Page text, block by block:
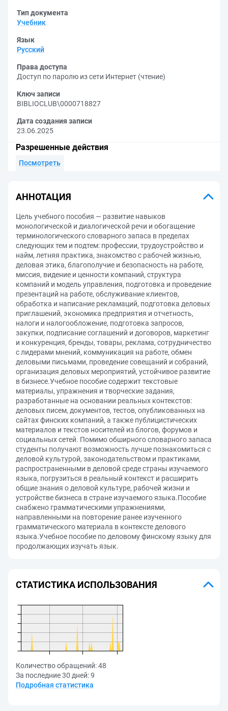
Тип документа
Учебник
Язык
Русский
Права доступа
Доступ по паролю из сети Интернет (чтение)
Ключ записи
BIBLIOCLUB\0000718827
Дата создания записи
23.06.2025
Разрешенные действия
Посмотреть
АННОТАЦИЯ
Цель учебного пособия — развитие навыков
монологической и диалогической речи и обогащение
терминологического словарного запаса в пределах
следующих тем и подтем: профессии, трудоустройство и
найм, летняя практика, знакомство с рабочей жизнью,
деловая этика, благополучие и безопасность на работе,
миссия, видение и ценности компаний, структура
компаний и модель управления, подготовка и проведение
презентаций на работе, обслуживание клиентов,
обработка и написание рекламаций, подготовка деловых
приглашений, экономика предприятия и отчетность,
налоги и налогообложение, подготовка запросов,
закупки, подписание соглашений и договоров, маркетинг
и конкуренция, бренды, товары, реклама, сотрудничество
с лидерами мнений, коммуникация на работе, обмен
деловыми письмами, проведение совещаний и собраний,
организация деловых мероприятий, устойчивое развитие
в бизнесе.Учебное пособие содержит текстовые
материалы, упражнения и творческие задания,
разработанные на основании реальных контекстов:
деловых писем, документов, тестов, опубликованных на
сайтах финских компаний, а также публицистических
материалов и текстов носителей из блогов, форумов и
социальных сетей. Помимо обширного словарного запаса
студенты получают возможность лучше познакомиться с
деловой культурой, законодательством и практиками,
распространенными в деловой среде страны изучаемого
языка, погрузиться в реальный контекст и расширить
общие знания о деловой культуре, рабочей жизни и
устройстве бизнеса в стране изучаемого языка.Пособие
снабжено грамматическими упражнениями,
направленными на повторение ранее изученного
грамматического материала в контексте делового
языка.Учебное пособие по деловому финскому языку для
продолжающих изучать язык.
СТАТИСТИКА ИСПОЛЬЗОВАНИЯ
Количество обращений:48
За последние 30 дней:9
Подробная статистика